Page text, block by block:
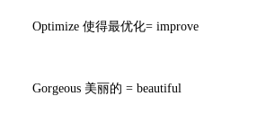
Optimize 使得最优化= improve
Gorgeous 美丽的 = beautiful